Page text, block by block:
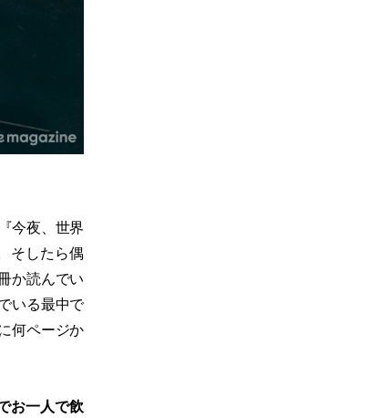
今夜、世界
そしたら偶
か読んでい
いる最中で
何ページか
お一人で飲